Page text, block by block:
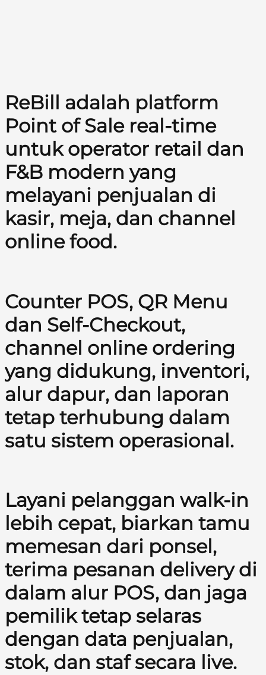
ReBill adalah platform
Point of Sale real-time
untuk operator retail dan
F&B modern yang
melayani penjualan di
kasir, meja, dan channel
online food.
Counter POS, QR Menu
dan Self-Checkout,
channel online ordering
yang didukung, inventori,
alur dapur, dan laporan
tetap terhubung dalam
satu sistem operasional.
Layani pelanggan walk-in
lebih cepat, biarkan tamu
memesan dari ponsel,
terima pesanan delivery di
dalam alur POS, dan jaga
pemilik tetap selaras
dengan data penjualan,
stok, dan staf secara live.